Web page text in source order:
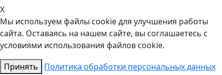
X
Мы используем файлы cookie для улучшения работы
сайта. Оставаясь на нашем сайте, вы соглашаетесь с
условиями использования файлов cookie.
Принять
Политика обработки персональных данных